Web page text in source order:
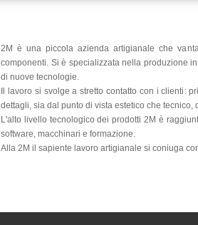
2M è una piccola azienda artigianale che
componenti. Si è specializzata nella produzione
di nuove tecnologie.
Il lavoro si svolge a stretto contatto con i clienti:
dettagli, sia dal punto di vista estetico che
L'alto livello tecnologico dei prodotti 2M è
software, macchinari e formazione.
Alla 2M il sapiente lavoro artigianale si coniuga